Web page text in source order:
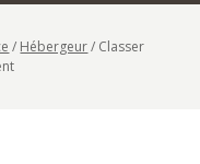
/ Hébergeur/ Classer